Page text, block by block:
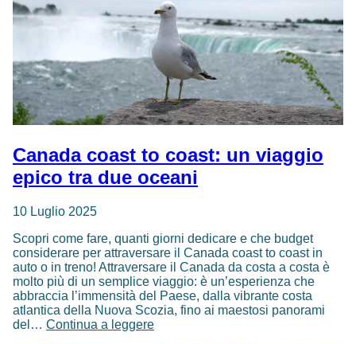
Canada coast to coast: un viaggio
epico tra due oceani
10 Luglio 2025
Scopri come fare, quanti giorni dedicare e che budget
considerare per attraversare il Canada coast to coast in
auto o in treno! Attraversare il Canada da costa a costa è
molto più di un semplice viaggio: è un’esperienza che
abbraccia l’immensità del Paese, dalla vibrante costa
atlantica della Nuova Scozia, fino ai maestosi panorami
del… Continua a leggereCanada